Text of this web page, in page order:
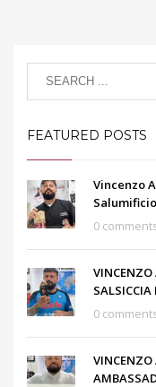
FEATURED POSTS
Vincenzo
0
SALSICCIA
0